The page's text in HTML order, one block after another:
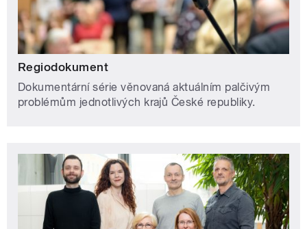
Regiodokument
Dokumentární série věnovaná aktuálním palčivým
problémům jednotlivých krajů České republiky.